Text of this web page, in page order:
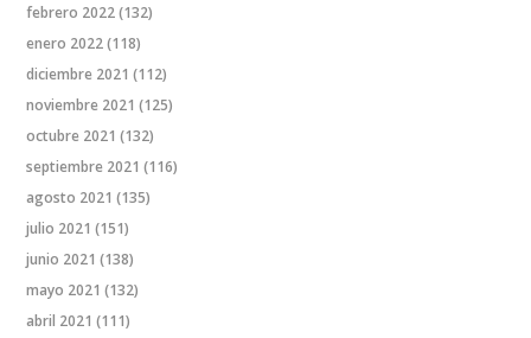
febrero 2022(132)
enero 2022(118)
diciembre 2021 (112)
noviembre 2021 (125)
octubre 2021 (132)
septiembre 2021 (116)
agosto 2021 (135)
julio 2021 (151)
junio 2021 (138)
mayo 2021 (132)
abril 2021 (111)